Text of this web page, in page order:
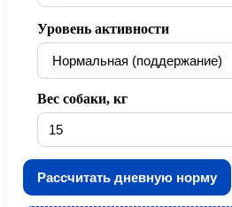
Уровень активности
Вес собаки, кг
Рассчитать дневную норму